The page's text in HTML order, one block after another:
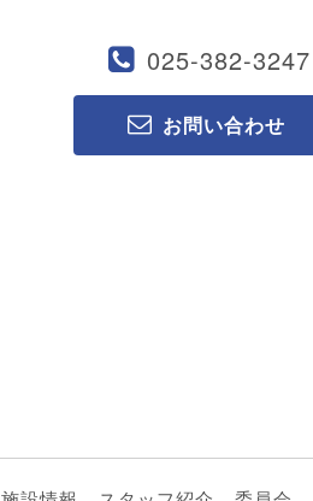
025-382-3247
お問い合わせ